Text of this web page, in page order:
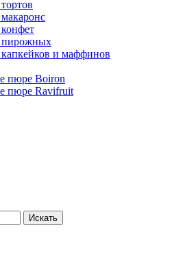
пирожных
капкейков и маффинов
пюре Boiron
пюре Ravifruit
Искать